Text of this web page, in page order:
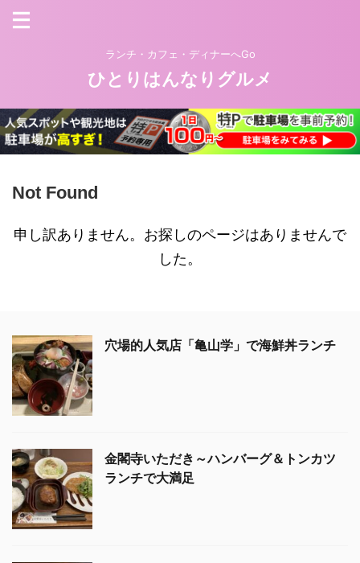
ランチ・カフェ・ディナーへGo
ひとりはんなりグルメ
Not Found
申し訳ありません。お探しのページはありませんで
した。
穴場的人気店「亀山学」で海鮮丼ランチ
金閣寺いただき～ハンバーグ＆トンカツ
ランチで大満足